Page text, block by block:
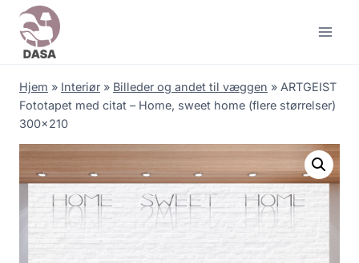
Skip
content
Hjem » Interiør » Billeder og andet til væggen » ARTGEIST
Fototapet med citat – Home, sweet home (flere størrelser)
300×210